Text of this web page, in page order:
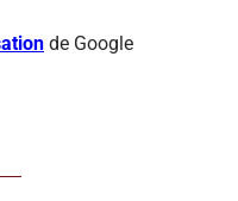
de Google